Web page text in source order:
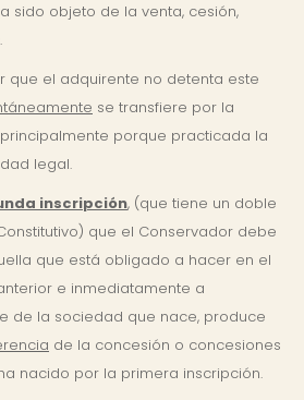
sido objeto de la venta, cesión,
que el adquirente no detenta este
se transfiere por la
porque practicada la
legal.
inscripción, (que tiene un doble
que el Conservador debe
que está obligado a hacer en el
e inmediatamente a
de la sociedad que nace, produce
de la concesión o concesiones
nacido por la primera inscripción.